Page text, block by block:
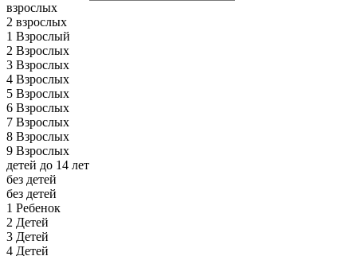
взрослых
2 взрослых
1 Взрослый
2 Взрослых
3 Взрослых
4 Взрослых
5 Взрослых
6 Взрослых
7 Взрослых
8 Взрослых
9 Взрослых
детей до 14 лет
без детей
без детей
1 Ребенок
2 Детей
3 Детей
4 Детей